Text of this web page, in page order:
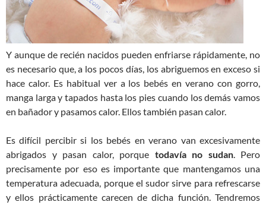
Y aunque de recién nacidos pueden enfriarse rápidamente, no
es necesario que, a los pocos días, los abriguemos en exceso si
hace calor. Es habitual ver a los bebés en verano con gorro,
manga larga y tapados hasta los pies cuando los demás vamos
en bañador y pasamos calor. Ellos también pasan calor.
Es difícil percibir si los bebés en verano van excesivamente
abrigados y pasan calor, porque todavía no sudan. Pero
precisamente por eso es importante que mantengamos una
temperatura adecuada, porque el sudor sirve para refrescarse
y ellos prácticamente carecen de dicha función. Tendremos